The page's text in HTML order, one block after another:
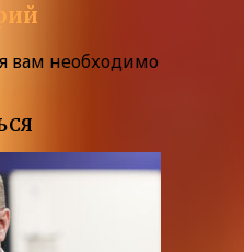
вам необходимо